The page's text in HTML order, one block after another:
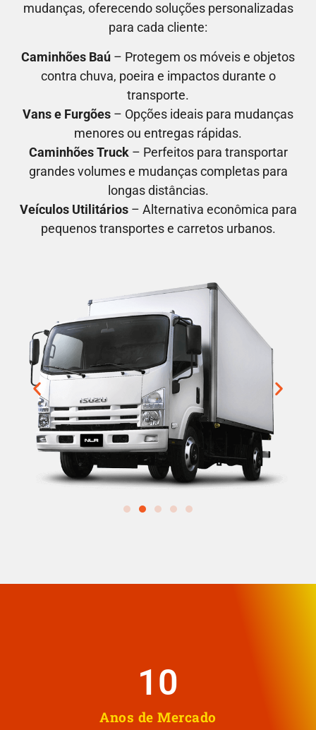
mudanças, oferecendo soluções personalizadas
para cada cliente:
Caminhões Baú – Protegem os móveis e objetos
contra chuva, poeira e impactos durante o
transporte.
Vans e Furgões – Opções ideais para mudanças
menores ou entregas rápidas.
Caminhões Truck– Perfeitos para transportar
grandes volumes e mudanças completas para
longas distâncias.
Veículos Utilitários– Alternativa econômica para
pequenos transportes e carretos urbanos.
Anos de Mercado
10